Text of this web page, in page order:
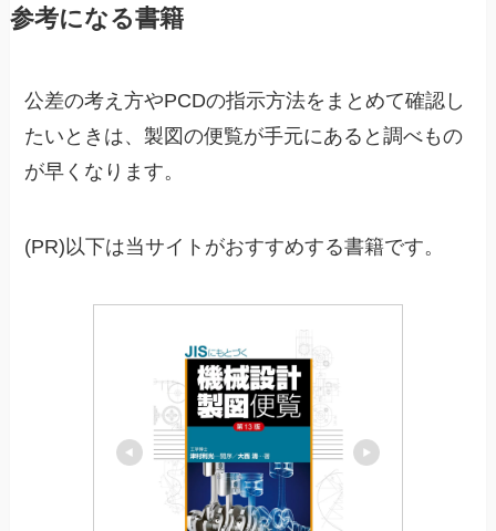
参考になる書籍
公差の考え方やPCDの指示方法をまとめて確認し
たいときは、製図の便覧が手元にあると調べもの
が早くなります。
(PR)以下は当サイトがおすすめする書籍です。